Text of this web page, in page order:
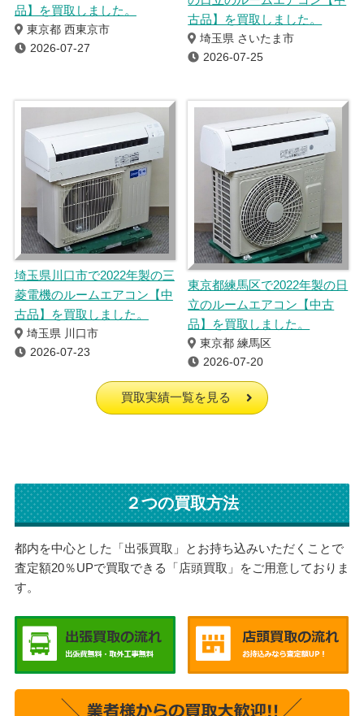
品】を買取しました。
東京都 西東京市
2026-07-27
古品】を買取しました。
埼玉県 さいたま市
2026-07-25
埼玉県川口市で2022年製の三
菱電機のルームエアコン【中
古品】を買取しました。
埼玉県 川口市
2026-07-23
東京都練馬区で2022年製の日
立のルームエアコン【中古
品】を買取しました。
東京都 練馬区
2026-07-20
買取実績一覧を見る
２つの買取方法
都内を中心とした「出張買取」とお持ち込みいただくことで
査定額20％UPで買取できる「店頭買取」をご用意しておりま
す。